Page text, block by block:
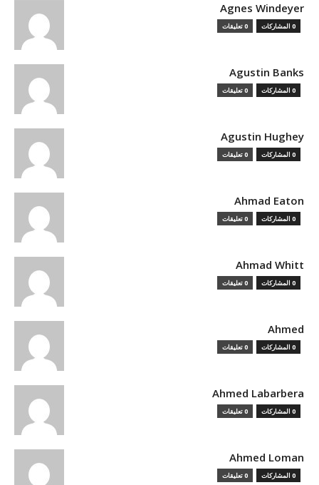
Agnes Windeyer
0 المشاركات 0 تعليقات
Agustin Banks
0 المشاركات 0 تعليقات
Agustin Hughey
0 المشاركات 0 تعليقات
Ahmad Eaton
0 المشاركات 0 تعليقات
Ahmad Whitt
0 المشاركات 0 تعليقات
Ahmed
0 المشاركات 0 تعليقات
Ahmed Labarbera
0 المشاركات 0 تعليقات
Ahmed Loman
0 المشاركات 0 تعليقات